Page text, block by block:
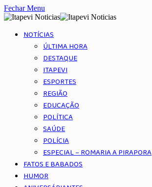
Fechar Menu
NOTÍCIAS
ÚLTIMA HORA
DESTAQUE
ITAPEVI
ESPORTES
REGIÃO
EDUCAÇÃO
POLÍTICA
SAÚDE
POLÍCIA
ESPECIAL – ROMARIA A PIRAPORA
FATOS E BABADOS
HUMOR